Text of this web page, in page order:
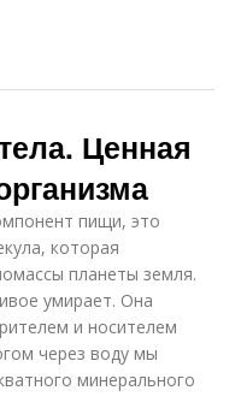
Ценная
пищи, это
которая
планеты земля.
умирает. Она
и носителем
через воду мы
минерального